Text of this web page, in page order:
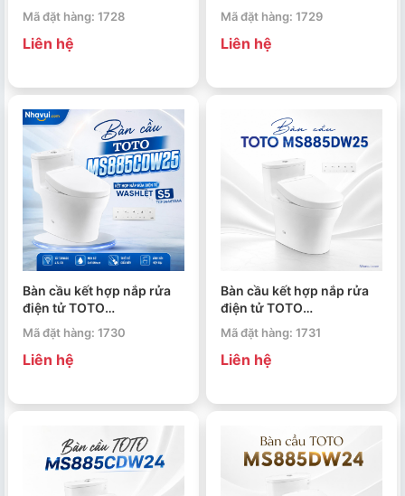
đóng êm TC393VS
Mã đặt hàng: 1728
Liên hệ
MS885CDW23 WASHLET
S7
Mã đặt hàng: 1729
Liên hệ
Bàn cầu kết hợp nắp rửa
điện tử TOTO
MS885CDW25 WASHLET
dòng S5 TCF34461GAA
Mã đặt hàng: 1730
Liên hệ
Bàn cầu kết hợp nắp rửa
điện tử TOTO
MS885DW25 WASHLET
dòng S5 TCF34461GAA
Mã đặt hàng: 1731
Liên hệ